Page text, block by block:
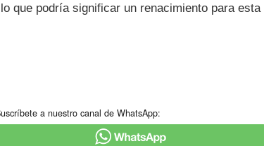
que podría significar un renacimiento para esta
a nuestro canal de WhatsApp: